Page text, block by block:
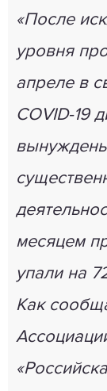
«После
уровня
апреле в
COVID-19
месяцем
упали на
Как